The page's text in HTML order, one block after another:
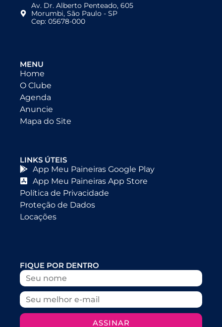
Av. Dr. Alberto Penteado, 605
Morumbi, São Paulo - SP
Cep: 05678-000
MENU
Home
O Clube
Agenda
Anuncie
Mapa do Site
LINKS ÚTEIS
App Meu Paineiras Google Play
App Meu Paineiras App Store
Política de Privacidade
Proteção de Dados
Locações
FIQUE POR DENTRO
ASSINAR